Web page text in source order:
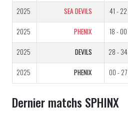
2025 SEA DEVILS 41 - 22
2025 PHENIX 18 - 00
2025 DEVILS 28 - 34
2025 PHENIX 00 - 27
Dernier matchs SPHINX